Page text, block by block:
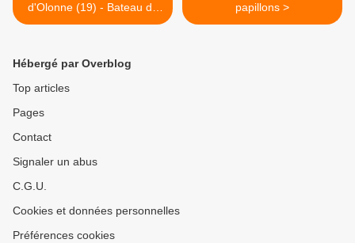
d'Olonne (19) - Bateau de
pêche "Fille du vent"
papillons >
Hébergé par Overblog
Top articles
Pages
Contact
Signaler un abus
C.G.U.
Cookies et données personnelles
Préférences cookies